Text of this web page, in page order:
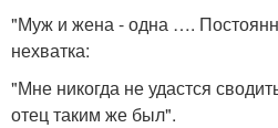
"Муж и жена - одна ….
нехватка:
"Мне никогда не удастся
отец таким же был".